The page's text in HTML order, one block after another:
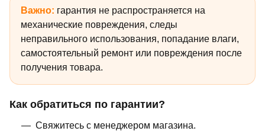
Важно: гарантия не распространяется на
механические повреждения, следы
неправильного использования, попадание влаги,
самостоятельный ремонт или повреждения после
получения товара.
Как обратиться по гарантии?
Свяжитесь с менеджером магазина.